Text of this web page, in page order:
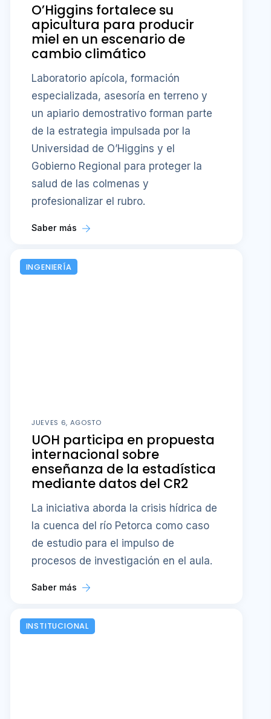
O’Higgins fortalece su
apicultura para producir
miel en un escenario de
cambio climático
Laboratorio apícola, formación
especializada, asesoría en terreno y
un apiario demostrativo forman parte
de la estrategia impulsada por la
Universidad de O’Higgins y el
Gobierno Regional para proteger la
salud de las colmenas y
profesionalizar el rubro.
Saber más
INGENIERÍA
JUEVES 6, AGOSTO
UOH participa en propuesta
internacional sobre
enseñanza de la estadística
mediante datos del CR2
La iniciativa aborda la crisis hídrica de
la cuenca del río Petorca como caso
de estudio para el impulso de
procesos de investigación en el aula.
Saber más
INSTITUCIONAL